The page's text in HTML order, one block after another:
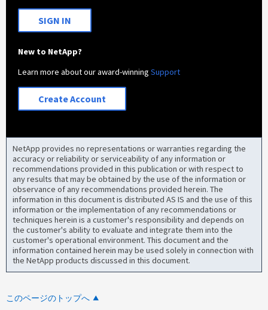
SIGN IN
New to NetApp?
Learn more about our award-winningSupport
Create Account
NetApp provides no representations or warranties regarding the
accuracy or reliability or serviceability of any information or
recommendations provided in this publication or with respect to
any results that may be obtained by the use of the information or
observance of any recommendations provided herein. The
information in this document is distributed AS IS and the use of this
information or the implementation of any recommendations or
techniques herein is a customer's responsibility and depends on
the customer's ability to evaluate and integrate them into the
customer's operational environment. This document and the
information contained herein may be used solely in connection with
the NetApp products discussed in this document.
このページのトップへ